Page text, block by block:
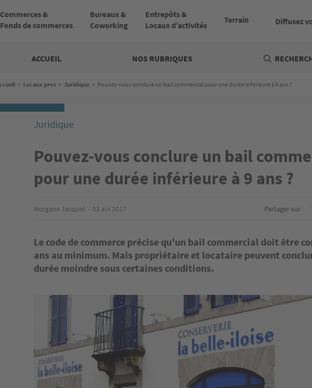
Commerces &
Fonds de commerces
Bureaux &
Coworking
Entrepôts &
Locaux d’activités
Terrain Diffusez
ACCUEIL NOS RUBRIQUES
> Locaux pros > Juridique > Pouvez-vous conclure un bail commercial pour une durée inférieure à 9 ans ?
Juridique
Pouvez-vous conclure un bail
pour une durée inférieure à 9 ans ?
Morgane Jacquet 03 avr 2017 Partager sur
Le code de commerce précise qu'un bail commercial doit être
ans au minimum. Mais propriétaire et locataire peuvent
durée moindre sous certaines conditions.
Image